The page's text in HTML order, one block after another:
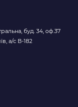
буд. 34, оф.37
а/с В-182